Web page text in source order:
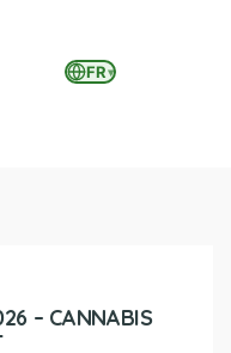
FR▾
– CANNABIS